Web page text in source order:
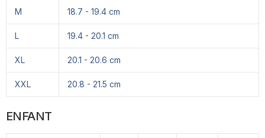
M 18.7 - 19.4 cm
L 19.4 - 20.1 cm
XL 20.1 - 20.6 cm
XXL 20.8 - 21.5 cm
ENFANT